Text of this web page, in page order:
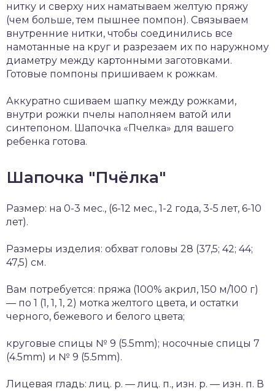
нитку и сверху них наматываем желтую пряжу
(чем больше, тем пышнее помпон). Связываем
внутренние нитки, чтобы соединились все
намотанные на круг и разрезаем их по наружному
диаметру между картонными заготовками.
Готовые помпоны пришиваем к рожкам.
Аккуратно сшиваем шапку между рожками,
внутри рожки пчелы наполняем ватой или
синтепоном. Шапочка «Пчелка» для вашего
ребенка готова.
Шапочка "Пчёлка"
Размер: на 0-3 мес., (6-12 мес., 1-2 года, 3-5 лет, 6-10
лет).
Размеры изделия: обхват головы 28 (37,5; 42; 44;
47,5) см.
Вам потребуется: пряжа (100% акрил, 150 м/100 г)
— по 1 (1, 1, 1, 2) мотка желтого цвета, и остатки
черного, бежевого и белого цвета;
круговые спицы № 9 (5.5mm); носочные спицы 7
(4.5mm) и № 9 (5.5mm).
Лицевая гладь: лиц. р. — лиц. п., изн. р. — изн. п. В